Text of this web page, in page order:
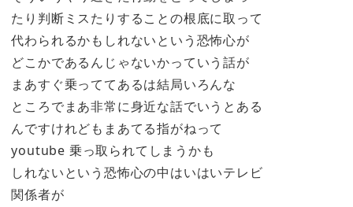
たり判断ミスたりすることの根底に取って
代わられるかもしれないという恐怖心が
どこかであるんじゃないかっていう話が
まあすぐ乗っててあるは結局いろんな
ところでまあ非常に身近な話でいうとある
んですけれどもまあてる指がねって
youtube 乗っ取られてしまうかも
しれないという恐怖心の中はいはいテレビ
関係者が